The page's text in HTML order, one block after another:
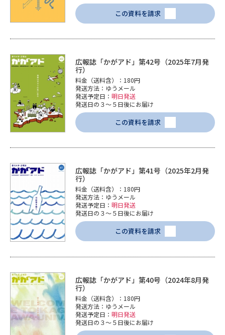
この資料を請求
広報誌「かがアド」第42号（2025年7月発
行）
料金（送料含）：180円
発送方法：ゆうメール
発送予定日： 明日発送
発送日の３～５日後にお届け
この資料を請求
広報誌「かがアド」第41号（2025年2月発
行）
料金（送料含）：180円
発送方法：ゆうメール
発送予定日： 明日発送
発送日の３～５日後にお届け
この資料を請求
広報誌「かがアド」第40号（2024年8月発
行）
料金（送料含）：180円
発送方法：ゆうメール
発送予定日： 明日発送
発送日の３～５日後にお届け